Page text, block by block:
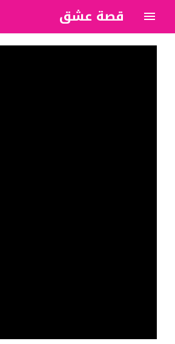
قصة عشق
?>